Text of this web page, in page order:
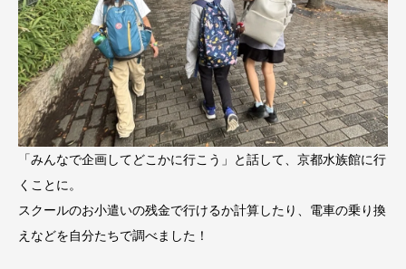
「みんなで企画してどこかに行こう」と話して、京都水族館に行
くことに。
スクールのお小遣いの残金で行けるか計算したり、電車の乗り換
えなどを自分たちで調べました！